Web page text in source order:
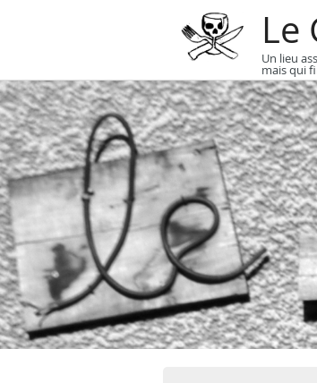
Le
Un lieu
mais qui